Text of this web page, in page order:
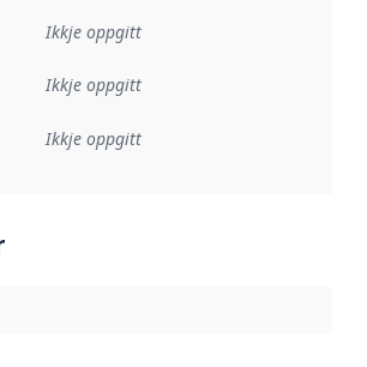
Ikkje oppgitt
Ikkje oppgitt
Referanse til ei implementeringsregel eller
Ikkje oppgitt